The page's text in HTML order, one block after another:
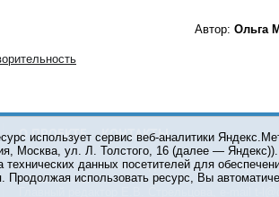
Автор: Ольга
О ПРОЕКТЕ КОНТАКТЫ
© 2001-2026 Сетевое издание Тюмень Медиа.
обязательна.
использует сервис веб-аналитики
Москва, ул. Л. Толстого, 16 (далее —
данных посетителей для
Продолжая использовать ресурс, Вы